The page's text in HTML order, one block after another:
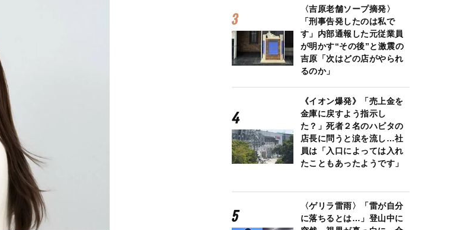
〈吉原老舗ソープ摘発〉
「刑事告発したのは私で
す」内部通報した元従業員
が明かす“その後”と激震の
吉原「次はどの店がやられ
るのか」
《イオン爆発》「売上金を
金庫に戻すよう指示し
た？」死者２名のハビタの
店長に問うと涙を流し…社
員は「入口によっては入れ
たこともあったようです」
〈ゲリラ雷雨〉「雷が自分
に落ちるとは…」登山中に